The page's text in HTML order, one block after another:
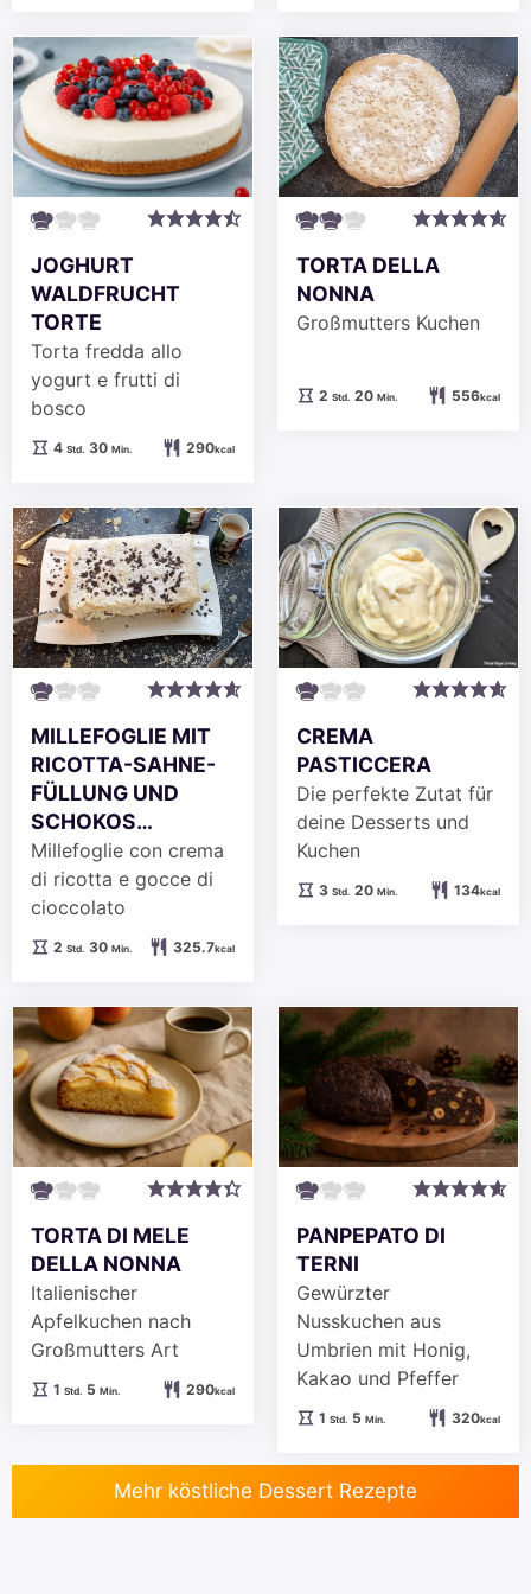
JOGHURT
WALDFRUCHT
TORTE
Torta fredda allo
yogurt e frutti di
bosco
4Stunden
Std. 30Minuten
Min. 290kcal
TORTA DELLA
NONNA
Großmutters Kuchen
2Stunden
Std. 20Minuten
Min. 556kcal
MILLEFOGLIE MIT
RICOTTA-SAHNE-
FÜLLUNG UND
SCHOKOS…
Millefoglie con crema
di ricotta e gocce di
cioccolato
2Stunden
Std. 30Minuten
Min. 325.7kcal
CREMA
PASTICCERA
Die perfekte Zutat für
deine Desserts und
Kuchen
3Stunden
Std. 20Minuten
Min. 134kcal
TORTA DI MELE
DELLA NONNA
Italienischer
Apfelkuchen nach
Großmutters Art
1Stunde
Std. 5Minuten
Min. 290kcal
PANPEPATO DI
TERNI
Gewürzter
Nusskuchen aus
Umbrien mit Honig,
Kakao und Pfeffer
1Stunde
Std. 5Minuten
Min. 320kcal
Mehr köstliche Dessert Rezepte